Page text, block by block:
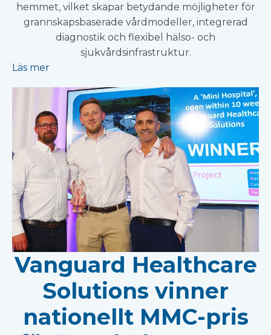
hemmet, vilket skapar betydande möjligheter för
grannskapsbaserade vårdmodeller, integrerad
diagnostik och flexibel hälso- och
sjukvårdsinfrastruktur.
Läs mer
Vanguard Healthcare
Solutions vinner
nationellt MMC-pris